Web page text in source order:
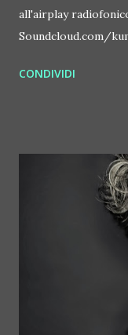
all'airplay
Soundcloud.com/
insieme alcune
successo, molti dei
https://
Glazersound
Offbeat, eSquire
https://
https://
del programma e
CONDIVIDI